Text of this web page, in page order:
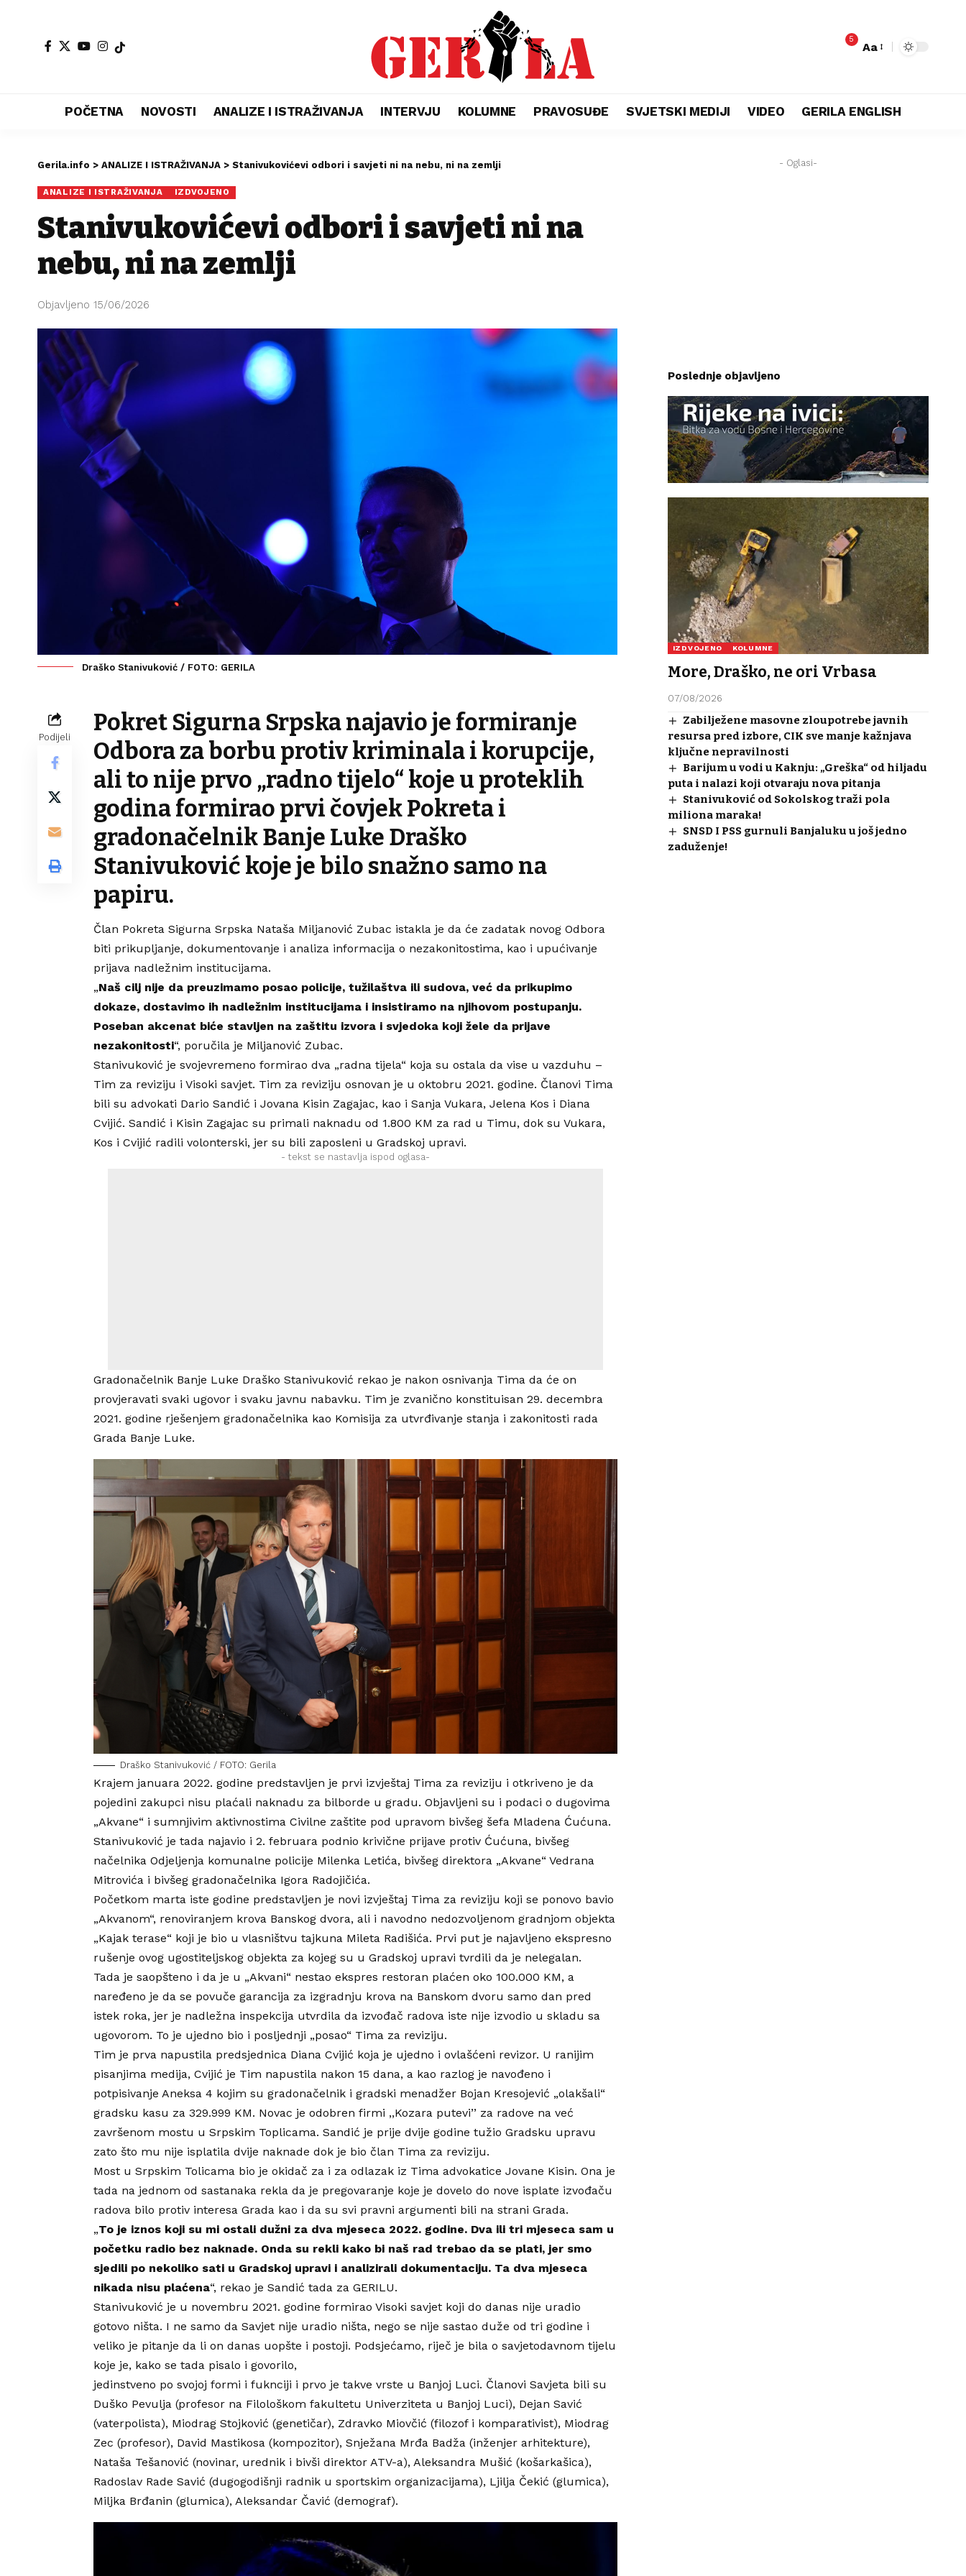
5
Aa
POČETNA NOVOSTI ANALIZE I ISTRAŽIVANJA INTERVJU KOLUMNE PRAVOSUĐE SVJETSKI MEDIJI VIDEO GERILA ENGLISH
Gerila.info > ANALIZE I ISTRAŽIVANJA > Stanivukovićevi odbori i savjeti ni na nebu, ni na zemlji
ANALIZE I ISTRAŽIVANJA IZDVOJENO
Stanivukovićevi odbori i savjeti ni na
nebu, ni na zemlji
Objavljeno 15/06/2026
Draško Stanivuković / FOTO: GERILA
Podijeli
Pokret Sigurna Srpska najavio je formiranje
Odbora za borbu protiv kriminala i korupcije,
ali to nije prvo „radno tijelo“ koje u proteklih
godina formirao prvi čovjek Pokreta i
gradonačelnik Banje Luke Draško
Stanivuković koje je bilo snažno samo na
papiru.
Član Pokreta Sigurna Srpska Nataša Miljanović Zubac istakla je da će zadatak novog Odbora
biti prikupljanje, dokumentovanje i analiza informacija o nezakonitostima, kao i upućivanje
prijava nadležnim institucijama.
„Naš cilj nije da preuzimamo posao policije, tužilaštva ili sudova, već da prikupimo
dokaze, dostavimo ih nadležnim institucijama i insistiramo na njihovom postupanju.
Poseban akcenat biće stavljen na zaštitu izvora i svjedoka koji žele da prijave
nezakonitosti“, poručila je Miljanović Zubac.
Stanivuković je svojevremeno formirao dva „radna tijela“ koja su ostala da vise u vazduhu –
Tim za reviziju i Visoki savjet. Tim za reviziju osnovan je u oktobru 2021. godine. Članovi Tima
bili su advokati Dario Sandić i Jovana Kisin Zagajac, kao i Sanja Vukara, Jelena Kos i Diana
Cvijić. Sandić i Kisin Zagajac su primali naknadu od 1.800 KM za rad u Timu, dok su Vukara,
Kos i Cvijić radili volonterski, jer su bili zaposleni u Gradskoj upravi.
- tekst se nastavlja ispod oglasa-
Gradonačelnik Banje Luke Draško Stanivuković rekao je nakon osnivanja Tima da će on
provjeravati svaki ugovor i svaku javnu nabavku. Tim je zvanično konstituisan 29. decembra
2021. godine rješenjem gradonačelnika kao Komisija za utvrđivanje stanja i zakonitosti rada
Grada Banje Luke.
Draško Stanivuković / FOTO: Gerila
Krajem januara 2022. godine predstavljen je prvi izvještaj Tima za reviziju i otkriveno je da
pojedini zakupci nisu plaćali naknadu za bilborde u gradu. Objavljeni su i podaci o dugovima
„Akvane“ i sumnjivim aktivnostima Civilne zaštite pod upravom bivšeg šefa Mladena Ćućuna.
Stanivuković je tada najavio i 2. februara podnio krivične prijave protiv Ćućuna, bivšeg
načelnika Odjeljenja komunalne policije Milenka Letića, bivšeg direktora „Akvane“ Vedrana
Mitrovića i bivšeg gradonačelnika Igora Radojičića.
Početkom marta iste godine predstavljen je novi izvještaj Tima za reviziju koji se ponovo bavio
„Akvanom“, renoviranjem krova Banskog dvora, ali i navodno nedozvoljenom gradnjom objekta
„Kajak terase“ koji je bio u vlasništvu tajkuna Mileta Radišića. Prvi put je najavljeno ekspresno
rušenje ovog ugostiteljskog objekta za kojeg su u Gradskoj upravi tvrdili da je nelegalan.
Tada je saopšteno i da je u „Akvani“ nestao ekspres restoran plaćen oko 100.000 KM, a
naređeno je da se povuče garancija za izgradnju krova na Banskom dvoru samo dan pred
istek roka, jer je nadležna inspekcija utvrdila da izvođač radova iste nije izvodio u skladu sa
ugovorom. To je ujedno bio i posljednji „posao“ Tima za reviziju.
Tim je prva napustila predsjednica Diana Cvijić koja je ujedno i ovlašćeni revizor. U ranijim
pisanjima medija, Cvijić je Tim napustila nakon 15 dana, a kao razlog je navođeno i
potpisivanje Aneksa 4 kojim su gradonačelnik i gradski menadžer Bojan Kresojević „olakšali“
gradsku kasu za 329.999 KM. Novac je odobren firmi ,,Kozara putevi’’ za radove na već
završenom mostu u Srpskim Toplicama. Sandić je prije dvije godine tužio Gradsku upravu
zato što mu nije isplatila dvije naknade dok je bio član Tima za reviziju.
Most u Srpskim Tolicama bio je okidač za i za odlazak iz Tima advokatice Jovane Kisin. Ona je
tada na jednom od sastanaka rekla da je pregovaranje koje je dovelo do nove isplate izvođaču
radova bilo protiv interesa Grada kao i da su svi pravni argumenti bili na strani Grada.
„To je iznos koji su mi ostali dužni za dva mjeseca 2022. godine. Dva ili tri mjeseca sam u
početku radio bez naknade. Onda su rekli kako bi naš rad trebao da se plati, jer smo
sjedili po nekoliko sati u Gradskoj upravi i analizirali dokumentaciju. Ta dva mjeseca
nikada nisu plaćena“, rekao je Sandić tada za GERILU.
Stanivuković je u novembru 2021. godine formirao Visoki savjet koji do danas nije uradio
gotovo ništa. I ne samo da Savjet nije uradio ništa, nego se nije sastao duže od tri godine i
veliko je pitanje da li on danas uopšte i postoji. Podsjećamo, riječ je bila o savjetodavnom tijelu
koje je, kako se tada pisalo i govorilo,
jedinstveno po svojoj formi i fuknciji i prvo je takve vrste u Banjoj Luci. Članovi Savjeta bili su
Duško Pevulja (profesor na Filološkom fakultetu Univerziteta u Banjoj Luci), Dejan Savić
(vaterpolista), Miodrag Stojković (genetičar), Zdravko Miovčić (filozof i komparativist), Miodrag
Zec (profesor), David Mastikosa (kompozitor), Snježana Mrđa Badža (inženjer arhitekture),
Nataša Tešanović (novinar, urednik i bivši direktor ATV-a), Aleksandra Mušić (košarkašica),
Radoslav Rade Savić (dugogodišnji radnik u sportskim organizacijama), Ljilja Čekić (glumica),
Miljka Brđanin (glumica), Aleksandar Čavić (demograf).
- Oglasi-
Poslednje objavljeno
IZDVOJENO KOLUMNE
More, Draško, ne ori Vrbasa
07/08/2026
Zabilježene masovne zloupotrebe javnih
resursa pred izbore, CIK sve manje kažnjava
ključne nepravilnosti
Barijum u vodi u Kaknju: „Greška“ od hiljadu
puta i nalazi koji otvaraju nova pitanja
Stanivuković od Sokolskog traži pola
miliona maraka!
SNSD I PSS gurnuli Banjaluku u još jedno
zaduženje!